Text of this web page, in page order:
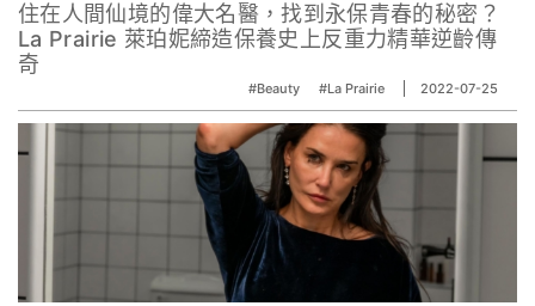
住在人間仙境的偉大名醫，找到永保青春的秘密？
La Prairie 萊珀妮締造保養史上反重力精華逆齡傳
奇
#Beauty #La Prairie 2022-07-25